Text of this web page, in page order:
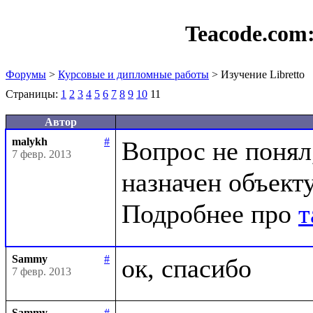
Форумы > Курсовые и дипломные работы > Изучение Libretto
Страницы: 1 2 3 4 5 6 7 8 9 10 11
Автор
malykh
#
7 февр. 2013
Вопрос не
назначен
Подробнее про
Sammy
#
7 февр. 2013